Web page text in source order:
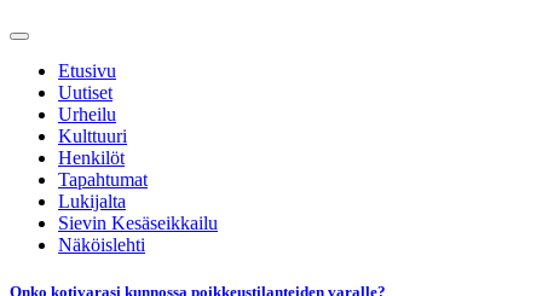
Etusivu
Uutiset
Urheilu
Kulttuuri
Henkilöt
Tapahtumat
Lukijalta
Sievin Kesäseikkailu
Näköislehti
Onko kotivarasi kunnossa poikkeustilanteiden varalle?